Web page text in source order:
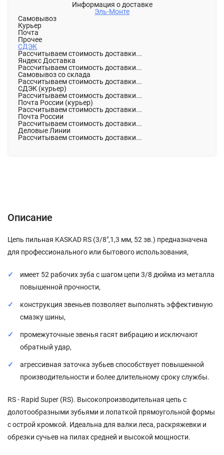
Информация о доставке
Эль-Монте
Самовывоз
Курьер
Почта
Прочее
СДЭК
Рассчитываем стоимость доставки...
Яндекс Доставка
Рассчитываем стоимость доставки...
Самовывоз со склада
Рассчитываем стоимость доставки...
СДЭК (курьер)
Рассчитываем стоимость доставки...
Почта России (курьер)
Рассчитываем стоимость доставки...
Почта России
Рассчитываем стоимость доставки...
Деловые Линии
Рассчитываем стоимость доставки...
Описание
Цепь пильная KASKAD RS (3/8",1,3 мм, 52 зв.) предназначена
для профессионального или бытового использования,
имеет 52 рабочих зуба с шагом цепи 3/8 дюйма из металла
повышенной прочности,
конструкция звеньев позволяет выполнять эффективную
смазку шины,
промежуточные звенья гасят вибрацию и исключают
обратный удар,
агрессивная заточка зубьев способствует повышенной
производительности и более длительному сроку службы.
RS - Rapid Super (RS). Высокопроизводительная цепь с
долотообразными зубьями и лопаткой прямоугольной формы
с острой кромкой. Идеальна для валки леса, раскряжевки и
обрезки сучьев на пилах средней и высокой мощности.